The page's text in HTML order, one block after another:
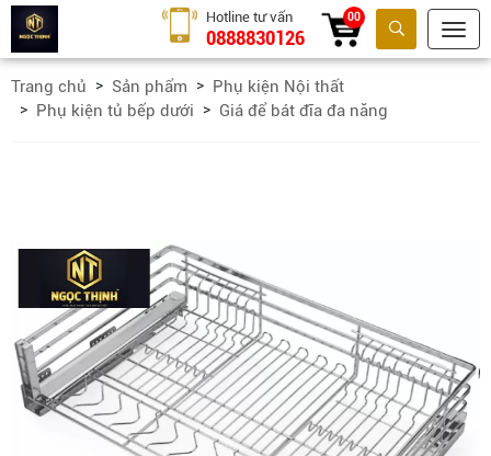
Tìm kiếm
Hotline tư vấn
0888830126
00
Trang chủ Sản phẩm
Phụ kiện Nội thất
Phụ kiện tủ bếp dưới
Giá để bát đĩa đa năng